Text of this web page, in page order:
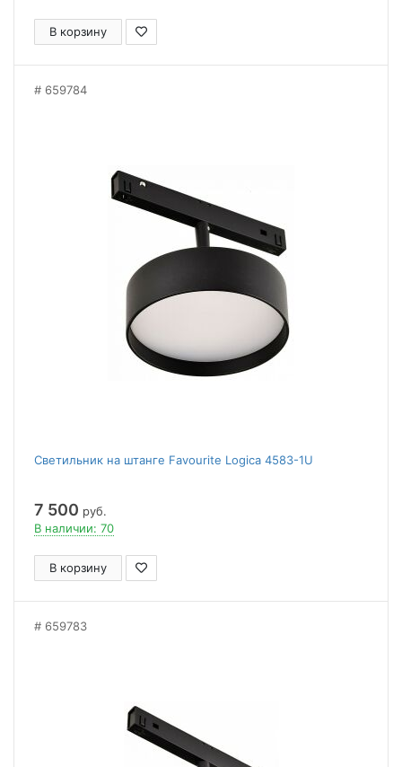
В корзину
659784
Светильник на штанге Favourite Logica 4583-1U
7 500 руб.
В наличии: 70
В корзину
659783